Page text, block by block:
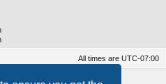
All times are UTC-07:00
Software © phpBB Limited